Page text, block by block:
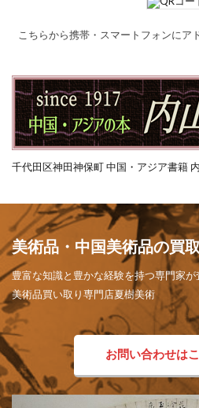
こちらから携帯・スマートフォンにア
千代田区神田神保町 中国・アジア書籍
美術品・中国美術品の買
豊富な知識と豊かな経験を持つ専門家が
美術品買い取り専門店夏樹美術
お問い合わせは